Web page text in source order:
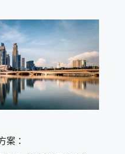
案：